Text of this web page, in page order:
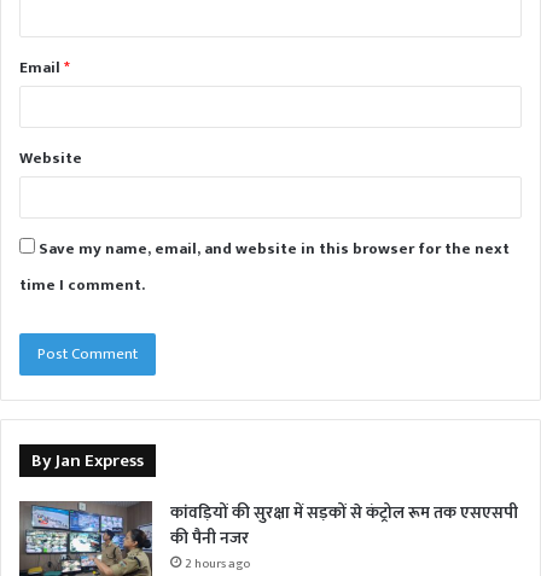
Email*
Website
Save my name, email, and website in this browser for the next
time I comment.
By Jan Express
कांवड़ियों की सुरक्षा में सड़कों से कंट्रोल रूम तक एसएसपी
की पैनी नजर
2 hours ago